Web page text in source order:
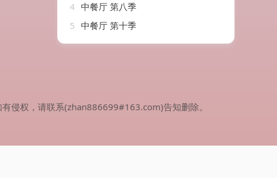
4 中餐厅 第八季
5 中餐厅 第十季
侵权，请联系(zhan886699#163.com)告知删除。